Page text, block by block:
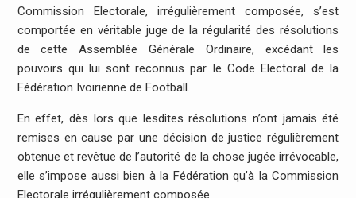
Commission Electorale, irrégulièrement composée, s’est
comportée en véritable juge de la régularité des résolutions
de cette Assemblée Générale Ordinaire, excédant les
pouvoirs qui lui sont reconnus par le Code Electoral de la
Fédération Ivoirienne de Football.
En effet, dès lors que lesdites résolutions n’ont jamais été
remises en cause par une décision de justice régulièrement
obtenue et revêtue de l’autorité de la chose jugée irrévocable,
elle s’impose aussi bien à la Fédération qu’à la Commission
Electorale irrégulièrement composée.